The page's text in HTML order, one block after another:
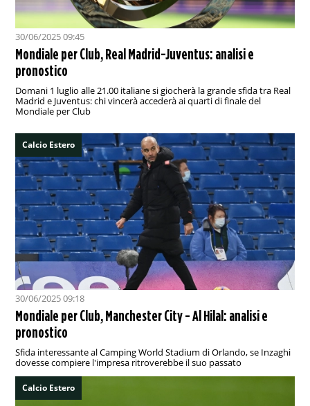
30/06/2025 09:45
Mondiale per Club, Real Madrid-Juventus: analisi e
pronostico
Domani 1 luglio alle 21.00 italiane si giocherà la grande sfida tra Real
Madrid e Juventus: chi vincerà accederà ai quarti di finale del
Mondiale per Club
Calcio Estero
30/06/2025 09:18
Mondiale per Club, Manchester City - Al Hilal: analisi e
pronostico
Sfida interessante al Camping World Stadium di Orlando, se Inzaghi
dovesse compiere l'impresa ritroverebbe il suo passato
Calcio Estero